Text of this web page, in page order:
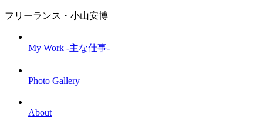
フリーランス・小山安博
My Work -主な仕事-
Photo Gallery
About